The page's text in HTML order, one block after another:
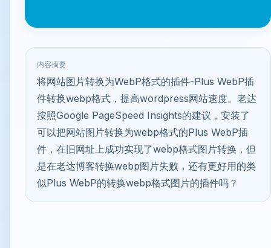
内容摘要
将网站图片转换为WebP格式的插件-Plus WebP插
件转换webp格式，提高wordpress网站速度。老达
按照Google PageSpeed Insights的建议，安装了
可以把网站图片转换为webp格式的Plus WebP插
件，在旧网址上成功实现了webp格式图片转换，但
是在老达博客转换webp图片失败，还有更好用的类
似Plus WebP的转换webp格式图片的插件吗？